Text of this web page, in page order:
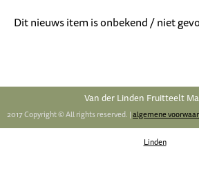
Dit nieuws item is onbekend / niet
Van der Linden Fruitteelt
2017 Copyright © All rights reserved. |algemene
Linden